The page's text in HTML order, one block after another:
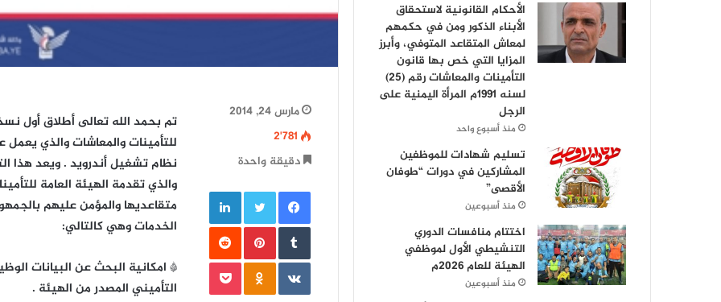
تم بحمد الله تعالى أطلاق أول
للتأمينات والمعاشات والذي
والذي تقدمة الهيئة العامة
متقاعديها والمؤمن عليهم
الخدمات وهي كالتالي:
* امكانية البحث عن البيانات
التأميني المصدر من الهيئة .
مارس 24, 2014
2٬781
دقيقة واحدة
فيسبوك تويتر
‏Tumblr
بينتيريست
‏VKontakte
Odnoklassniki
الأحكام القانونية لاستحقاق
الأبناء الذكور ومن في حكمهم
لمعاش المتقاعد المتوفي، وأبرز
المزايا التي خص بها قانون
التأمينات والمعاشات رقم (25)
لسنه 1991م المرأة اليمنية على
الرجل
منذ أسبوع واحد
تسليم شهادات للموظفين
المشاركين في دورات “طوفان
الأقصى”
منذ أسبوعين
اختتام منافسات الدوري
التنشيطي الأول لموظفي
الهيئة للعام 2026م
منذ أسبوعين